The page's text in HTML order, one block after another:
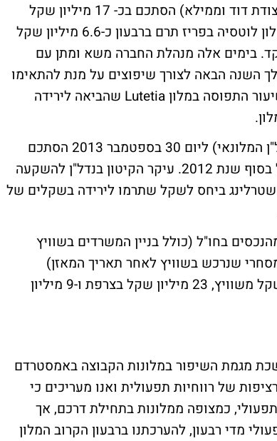
העודף התפעולי שנבע ממלונות הקבוצה בירושלים (מצודת דוד וממילא) הסתכם בכ- 17 מיליון שקל
לעומת כ-13.6 מיליון שקל ברבעון המקביל אשתקד. מלון לוטסיה בפריז תרם ברבעון כ-6.6 מיליון שקל
המקביל אשתקד. בימים אלה מנהלת החברה משא ומתן עם
השנה הבאה לצורך שיפוצים על מנת להתאימו
לאסטרטגיית ניהול בתי המלון של הקבוצה. הירידה בשיעור התפוסה במלון Lutetia שהביאה לירידה
שוויו ההוגן של הנדל"ן להשקעה (שאינו כולל את הנדל"ן המלונאי) ליום 30 בספטמבר 2013 הסתכם
בכ-5.55 מיליארד שקל לעומת כ-5.659 מיליארד שקל בסוף שנת 2012. עיקר הקיטון בנדל"ן להשקעה
שטרלינג ביחס לשקל שתרמו לירידה בשקלים של
בחו"ל (כולל בניין המשרדים בשוויץ
שנרכש בשוויץ לאחר תאריך המאזן)
מסתכמים בכ-229 מיליון שקל (הכוללים 197 מיליון שקל משוויץ, 23 מיליון שקל בצרפת ו-9 מיליון
מגמת השיפור במלונות הקבוצה באמסטרדם
של רווחיות תפעולית ואנו מעריכים כי
כמצופה ממלונות בתחילת דרכם, אך
מדי רבעון, להערכתנו ברבעון הקרוב המלון